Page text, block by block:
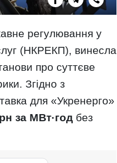
регулювання у
(НКРЕКП), винесла
про суттєве
Згідно з
для «Укренерго»
за МВт·год без